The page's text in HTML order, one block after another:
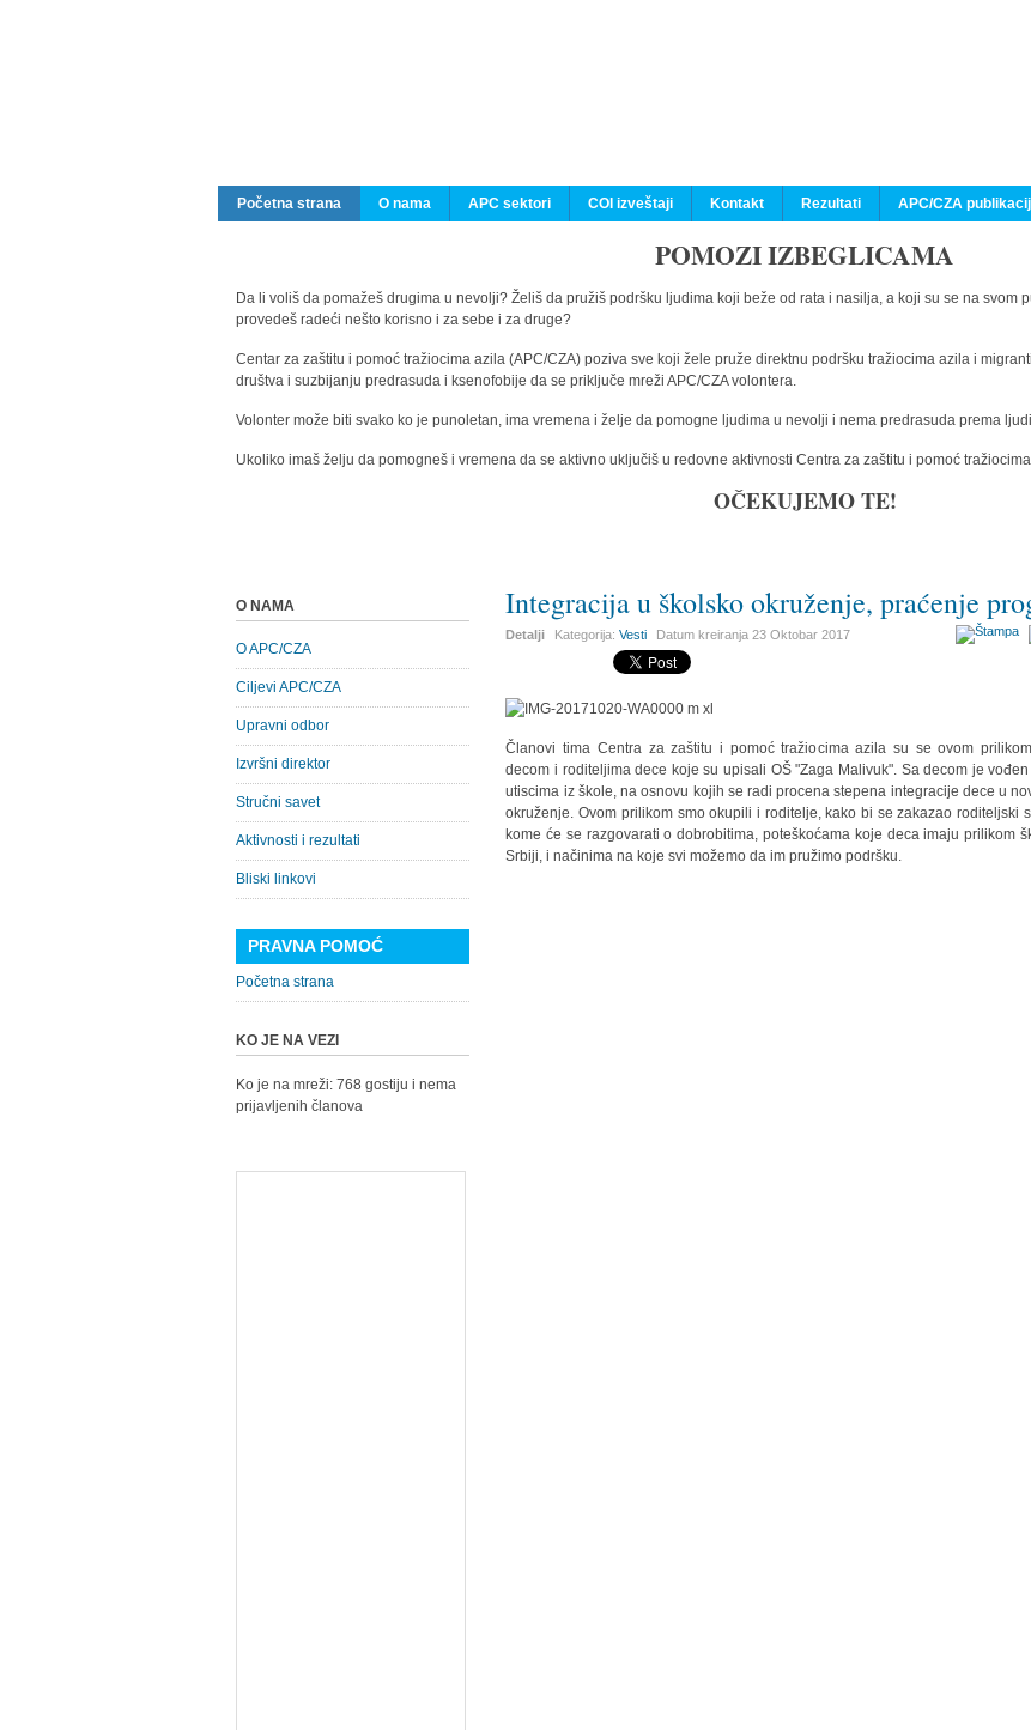
Početna strana
O nama APC sektori COI izveštaji Kontakt Rezultati APC/CZA
POMOZI IZBEGLICAMA
Da li voliš da pomažeš drugima u nevolji? Želiš da pružiš podršku ljudima koji beže od rata i nasilja, a koji su se na svom
provedeš radeći nešto korisno i za sebe i za druge?
Centar za zaštitu i pomoć tražiocima azila (APC/CZA) poziva sve koji žele pruže direktnu podršku tražiocima azila i
društva i suzbijanju predrasuda i ksenofobije da se priključe mreži APC/CZA volontera.
Volonter može biti svako ko je punoletan, ima vremena i želje da pomogne ljudima u nevolji i nema predrasuda prema
Ukoliko imaš želju da pomogneš i vremena da se aktivno uključiš u redovne aktivnosti Centra za zaštitu i pomoć
OČEKUJEMO TE!
Integracija u školsko okruženje, praćenje
Detalji Kategorija:Vesti Datum kreiranja23 Oktobar 2017
Članovi tima Centra za zaštitu i pomoć tražiocima azila su se ovom
decom i roditeljima dece koje su upisali OŠ "Zaga Malivuk". Sa decom je
utiscima iz škole, na osnovu kojih se radi procena stepena integracije dece u
okruženje. Ovom prilikom smo okupili i roditelje, kako bi se zakazao roditeljski
kome će se razgovarati o dobrobitima, poteškoćama koje deca imaju prilikom
Srbiji, i načinima na koje svi možemo da im pružimo podršku.
O NAMA
O APC/CZA
Ciljevi APC/CZA
Upravni odbor
Izvršni direktor
Stručni savet
Aktivnosti i rezultati
Bliski linkovi
PRAVNA POMOĆ
Početna strana
KO JE NA VEZI
Ko je na mreži: 768 gostiju i nema
prijavljenih članova